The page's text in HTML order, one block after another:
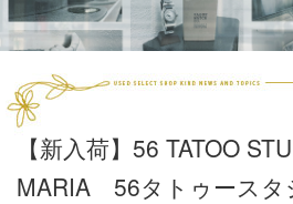
【新入荷】56 TATOO
MARIA 56タトゥースタ